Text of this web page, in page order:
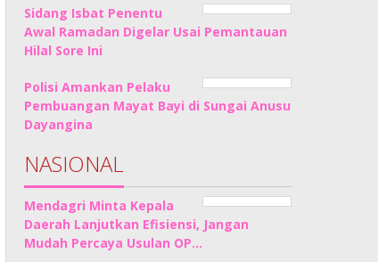
Sidang Isbat Penentu
Awal Ramadan Digelar Usai Pemantauan
Hilal Sore Ini
Polisi Amankan Pelaku
Pembuangan Mayat Bayi di Sungai Anusu
Dayangina
NASIONAL
Mendagri Minta Kepala
Daerah Lanjutkan Efisiensi, Jangan
Mudah Percaya Usulan OP…